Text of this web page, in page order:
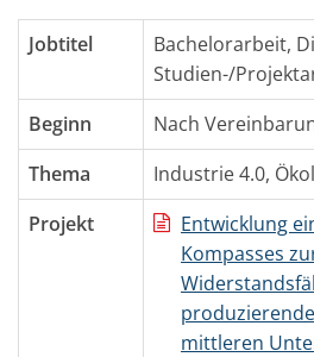
Jobtitel
Bachelorarbeit,
Studien-/
Beginn
Nach
Thema
Industrie 4.0,
Projekt
Entwicklung
Kompasses
mittleren